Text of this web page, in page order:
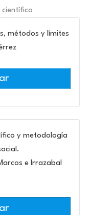
científico
métodos y límites
y metodología
e Irrazabal